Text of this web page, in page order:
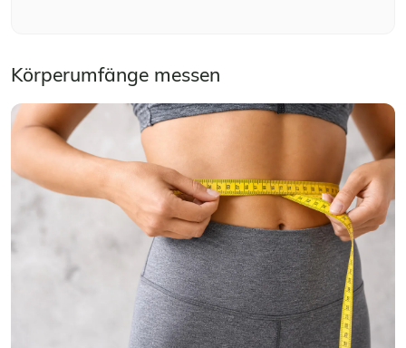
Körperumfänge messen